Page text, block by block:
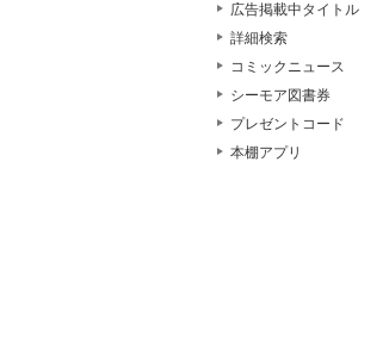
広告掲載中タイトル
詳細検索
コミックニュース
シーモア図書券
プレゼントコード
本棚アプリ